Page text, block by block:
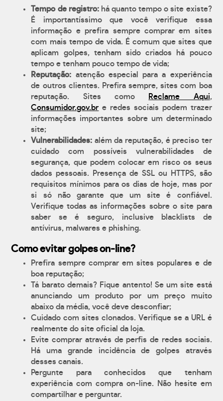
Tempo de registro:há quanto tempo o site existe?
É importantíssimo que você verifique essa
informação e prefira sempre comprar em sites
com mais tempo de vida. É comum que sites que
aplicam golpes, tenham sido criados há pouco
tempo e tenham pouco tempo de vida;
Reputação: atenção especial para a experiência
de outros clientes. Prefira sempre, sites com boa
reputação. Sites como
Reclame Aqui,
Consumidor.gov.br e redes sociais podem trazer
informações importantes sobre um determinado
site;
Vulnerabilidades: além da reputação, é preciso ter
cuidado com possíveis vulnerabilidades de
segurança, que podem colocar em risco os seus
dados pessoais. Presença de SSL ou HTTPS, são
requisitos mínimos para os dias de hoje, mas por
si só não garante que um site é confiável.
Verifique todas as informações sobre o site para
saber se é seguro, inclusive blacklists de
antívirus, malwares e phishing.
Como evitar golpes on-line?
Prefira sempre comprar em sites populares e de
boa reputação;
Tá barato demais? Fique antento! Se um site está
anunciando um produto por um preço muito
abaixo da média, você deve desconfiar;
Cuidado com sites clonados. Verifique se a URL é
realmente do site oficial da loja.
Evite comprar através de perfis de redes sociais.
Há uma grande incidência de golpes através
desses canais.
Pergunte para conhecidos que tenham
experiência com compra on-line. Não hesite em
compartilhar e perguntar.